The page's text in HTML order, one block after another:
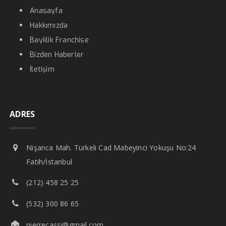
Anasayfa
Hakkımızda
Bayiilik Franchise
Bizden Haberler
İletişim
ADRES
Nişanca Mah. Türkeli Cad Mabeyinci Yokuşu No:24
Fatih/İstanbul
(212) 458 25 25
(532) 300 86 65